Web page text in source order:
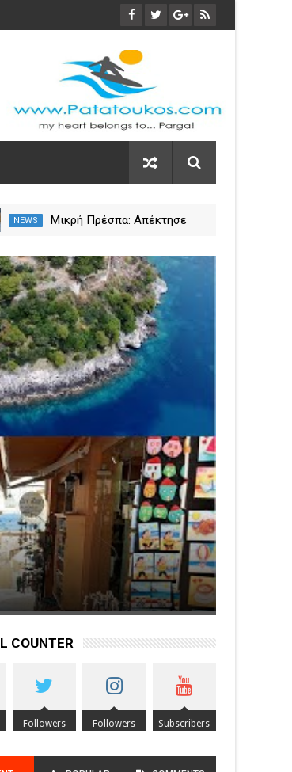
NEWS
Μικρή Πρέσπα: Απέκτησε
COUNTER
Followers Followers Subscribers